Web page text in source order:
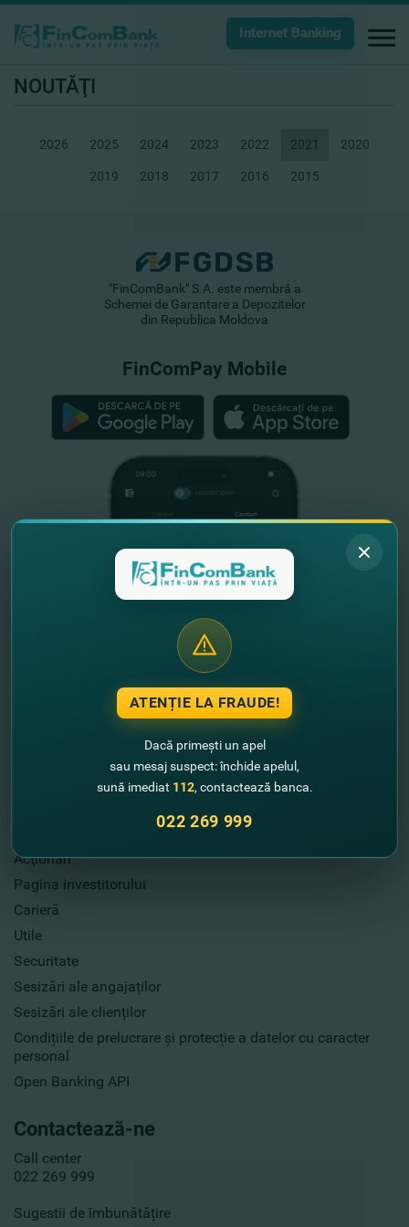
Internet Banking
NOUTĂŢI
2026 2025 2024 2023 2022 2021 2020
2019 2018 2017 2016 2015
Informație utilă
Acţionari
Pagina investitorului
Carieră
Utile
Securitate
Sesizări ale angajaților
Sesizări ale clienților
Condițiile de prelucrare și protecție a datelor cu caracter
personal
Open Banking API
Contactează-ne
Call center
022 269 999
Sugestii de îmbunătățire
"FinComBank" S.A. este membră a
Schemei de Garantare a Depozitelor
din Republica Moldova
FinComPay Mobile
ATENȚIE LA FRAUDE!
Dacă primești un apel
sau mesaj suspect: închide apelul,
sună imediat 112, contactează banca.
022 269 999